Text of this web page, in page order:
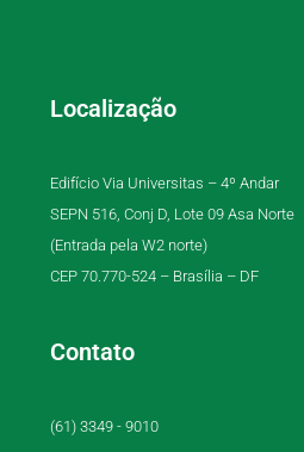
Localização
Edifício Via Universitas – 4º Andar
SEPN 516, Conj D, Lote 09 Asa Norte
(Entrada pela W2 norte)
CEP 70.770-524 – Brasília – DF
Contato
(61) 3349 - 9010